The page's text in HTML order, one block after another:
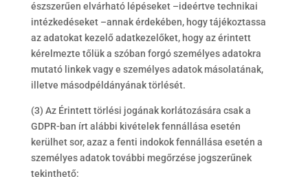
észszerűen elvárható lépéseket –ideértve technikai
intézkedéseket –annak érdekében, hogy tájékoztassa
az adatokat kezelő adatkezelőket, hogy az érintett
kérelmezte tőlük a szóban forgó személyes adatokra
mutató linkek vagy e személyes adatok másolatának,
illetve másodpéldányának törlését.
(3) Az Érintett törlési jogának korlátozására csak a
GDPR-ban írt alábbi kivételek fennállása esetén
kerülhet sor, azaz a fenti indokok fennállása esetén a
személyes adatok további megőrzése jogszerűnek
tekinthető: